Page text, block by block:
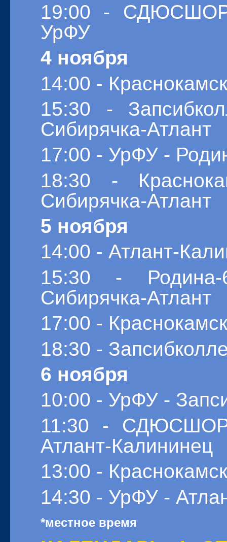
19:00 - СДЮСШОР
УрФУ
4 ноября
14:00 -
15:30 -
Сибирячка-Атлант
17:00 - УрФУ -
18:30 -
Сибирячка-Атлант
5 ноября
14:00 - Атлант-
15:30 -
Сибирячка-Атлант
17:00 -
18:30 -
6 ноября
10:00 - УрФУ -
11:30 - СДЮСШОР
Атлант-Калининец
13:00 -
14:30 - УрФУ -
*местное время